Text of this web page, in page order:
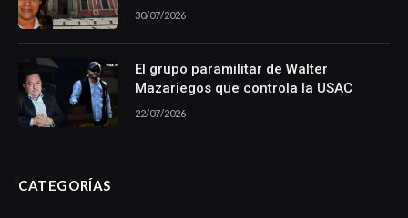
30/07/2026
El grupo paramilitar de Walter
Mazariegos que controla la USAC
22/07/2026
CATEGORÍAS